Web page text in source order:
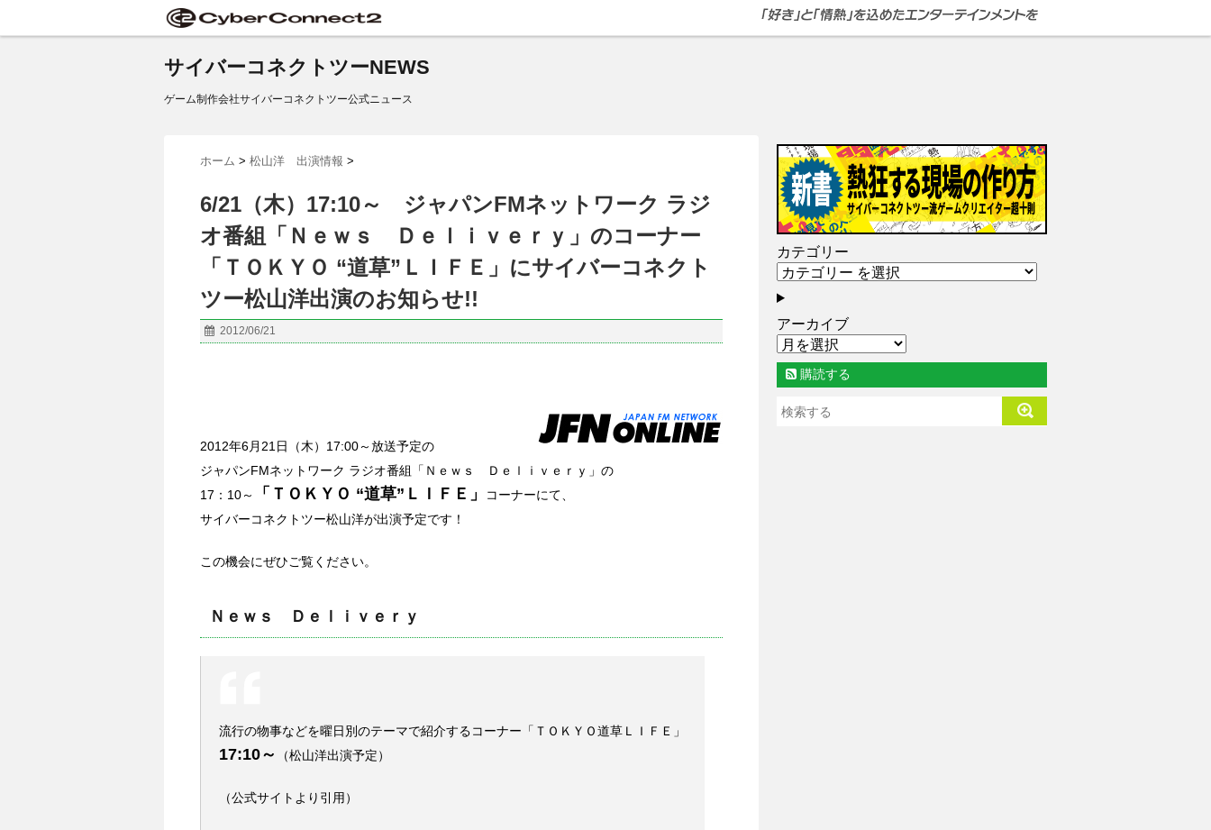
サイバーコネクトツーNEWS
ゲーム制作会社サイバーコネクトツー公式ニュース
ホーム > 松山洋 出演情報 >
6/21（木）17:10～ ジャパンFMネットワーク ラジ
オ番組「Ｎｅｗｓ Ｄｅｌｉｖｅｒｙ」のコーナー
「ＴＯＫＹＯ “道草”ＬＩＦＥ」にサイバーコネクト
ツー松山洋出演のお知らせ!!
2012/06/21
2012年6月21日（木）17:00～放送予定の
ジャパンFMネットワーク ラジオ番組「Ｎｅｗｓ Ｄｅｌｉｖｅｒｙ」の
17：10～
「ＴＯＫＹＯ “道草”ＬＩＦＥ」
コーナーにて、
サイバーコネクトツー松山洋が出演予定です！
この機会にぜひご覧ください。
Ｎｅｗｓ Ｄｅｌｉｖｅｒｙ
流行の物事などを曜日別のテーマで紹介するコーナー「ＴＯＫＹＯ道草ＬＩＦＥ」
17:10～ （松山洋出演予定）
（公式サイトより引用）
カテゴリー
アーカイブ
購読する